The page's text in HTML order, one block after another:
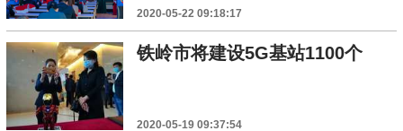
2020-05-22 09:18:17
铁岭市将建设5G基站1100个
2020-05-19 09:37:54